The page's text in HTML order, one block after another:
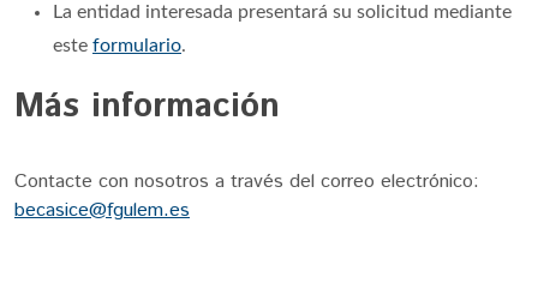
La entidad interesada presentará su solicitud mediante
este formulario.
Más información
Contacte con nosotros a través del correo electrónico:
becasice@fgulem.es